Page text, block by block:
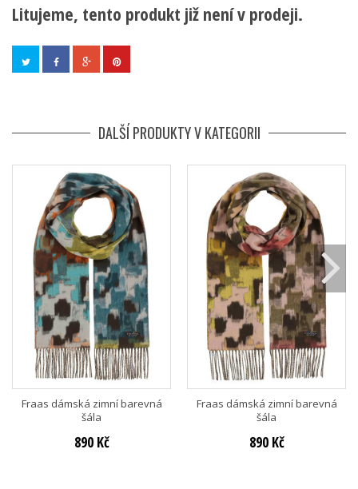
Litujeme, tento produkt již není v prodeji.
DALŠÍ PRODUKTY V KATEGORII
Fraas dámská zimní barevná
šála
890 Kč
Fraas dámská zimní barevná
šála
890 Kč